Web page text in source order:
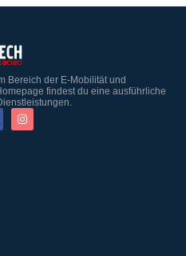
Bereich der E-Mobilität und
findest du eine ausführliche